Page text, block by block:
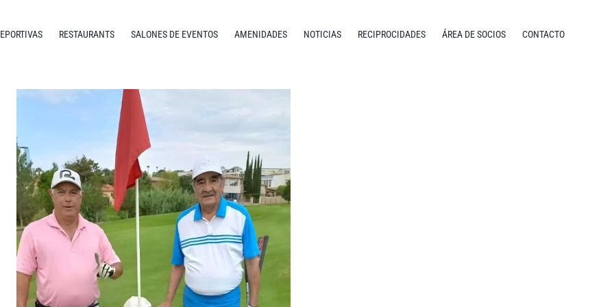
RESTAURANTS SALONES DE EVENTOS AMENIDADES NOTICIAS RECIPROCIDADES ÁREA DE SOCIOS CONTACTO